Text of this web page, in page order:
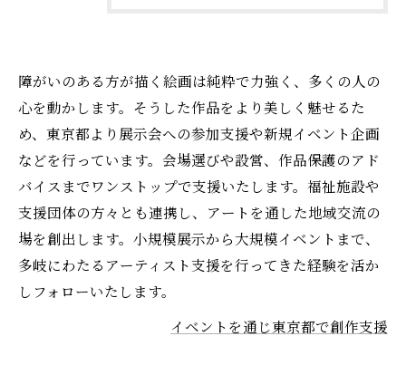
障がいのある方が描く絵画は純粋で力強く、多くの人の
心を動かします。そうした作品をより美しく魅せるた
め、東京都より展示会への参加支援や新規イベント企画
などを行っています。会場選びや設営、作品保護のアド
バイスまでワンストップで支援いたします。福祉施設や
支援団体の方々とも連携し、アートを通した地域交流の
場を創出します。小規模展示から大規模イベントまで、
多岐にわたるアーティスト支援を行ってきた経験を活か
しフォローいたします。
イベントを通じ東京都で創作支援